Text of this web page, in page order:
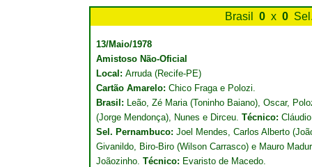
Brasil 0 x 0
13/Maio/1978
Amistoso Não-Oficial
Local: Arruda (Recife-PE)
Cartão Amarelo: Chico Fraga e Polozi.
Brasil: Leão, Zé Maria (Toninho Baiano), Oscar,
(Jorge Mendonça), Nunes e Dirceu. Técnico:
Sel. Pernambuco: Joel Mendes, Carlos Alberto
Givanildo, Biro-Biro (Wilson Carrasco) e Mauro
Joãozinho. Técnico: Evaristo de Macedo.